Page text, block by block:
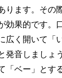
ります。その
効果的です。
広く開いて「
発音しましょ
「ベー」とす